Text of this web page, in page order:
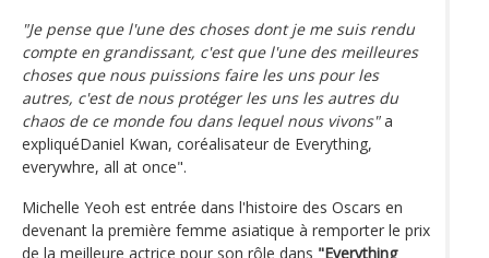
"Je pense que l'une des choses dont je me suis rendu
compte en grandissant, c'est que l'une des meilleures
choses que nous puissions faire les uns pour les
autres, c'est de nous protéger les uns les autres du
chaos de ce monde fou dans lequel nous vivons"a
expliquéDaniel Kwan, coréalisateur de Everything,
everywhre, all at once".
Michelle Yeoh est entrée dans l'histoire des Oscars en
devenant la première femme asiatique à remporter le prix
de la meilleure actrice pour son rôle dans "Everything